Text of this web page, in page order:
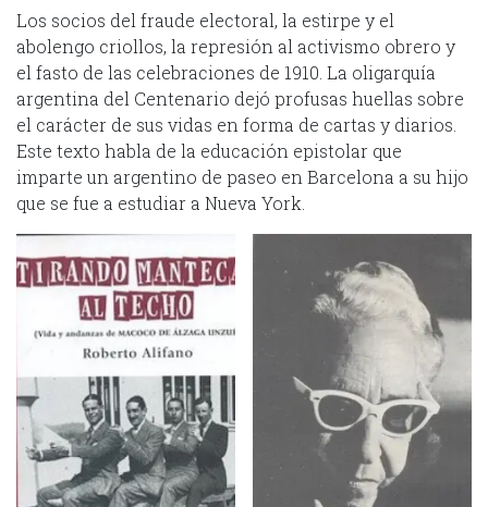
Los socios del fraude electoral, la estirpe y el
abolengo criollos, la represión al activismo obrero y
el fasto de las celebraciones de 1910. La oligarquía
argentina del Centenario dejó profusas huellas sobre
el carácter de sus vidas en forma de cartas y diarios.
Este texto habla de la educación epistolar que
imparte un argentino de paseo en Barcelona a su hijo
que se fue a estudiar a Nueva York.